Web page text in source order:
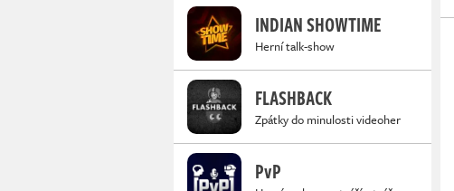
INDIAN SHOWTIME
Herní talk-show
FLASHBACK
Zpátky do minulosti videoher
PvP